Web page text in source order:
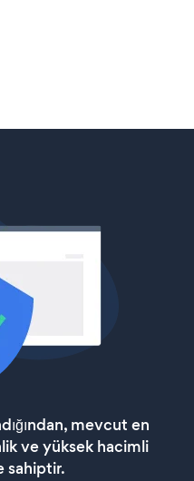
mevcut en
ve yüksek hacimli
sahiptir.